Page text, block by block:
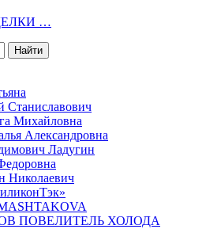
…
Станиславович
Михайловна
Александровна
Ладугин
Николаевич
ПОВЕЛИТЕЛЬ ХОЛОДА